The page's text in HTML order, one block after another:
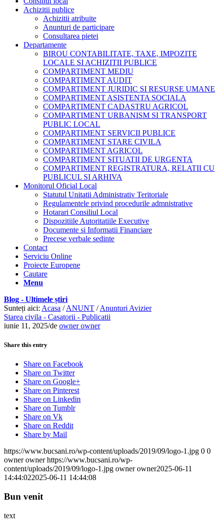
Achizitii publice
Achizitii atribuite
Anunturi de participare
Consultarea pietei
Departamente
BIROU CONTABILITATE, TAXE, IMPOZITE
LOCALE SI ACHIZITII PUBLICE
COMPARTIMENT MEDIU
COMPARTIMENT AUDIT
COMPARTIMENT JURIDIC SI RESURSE UMANE
COMPARTIMENT ASISTENTA SOCIALA
COMPARTIMENT CADASTRU AGRICOL
COMPARTIMENT URBANISM SI TRANSPORT
PUBLIC LOCAL
COMPARTIMENT SERVICII PUBLICE
COMPARTIMENT STARE CIVILA
COMPARTIMENT AGRICOL
COMPARTIMENT SITUATII DE URGENTA
COMPARTIMENT REGISTRATURA, RELATII CU
PUBLICUL SI ARHIVA
Monitorul Oficial Local
Statutul Unitatii Administrativ Teritoriale
Regulamentele privind procedurile admnistrative
Hotarari Consiliul Local
Dispozitiile Autoritatiile Executive
Documente si Informatii Financiare
Precese verbale sedinte
Contact
Serviciu Online
Proiecte Europene
Cautare
Menu
Blog - Ultimele știri
Sunteți aici: Acasa / ANUNT / Anunturi Avizier
Starea civila - Casatorii - Publicatii
iunie 11, 2025/de owner owner
Share this entry
Share on Facebook
Share on Twitter
Share on Google+
Share on Pinterest
Share on Linkedin
Share on Tumblr
Share on Vk
Share on Reddit
Share by Mail
https://www.bucsani.ro/wp-content/uploads/2019/09/logo-1.jpg 0 0
owner owner https://www.bucsani.ro/wp-
content/uploads/2019/09/logo-1.jpg owner owner2025-06-11
14:44:022025-06-11 14:44:08
Bun venit
text